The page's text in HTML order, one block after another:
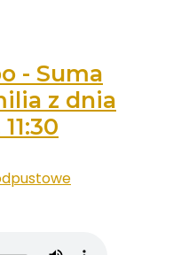
- Suma
z dnia